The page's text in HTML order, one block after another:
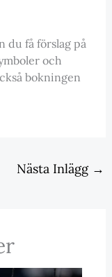
du få förslag på
och
bokningen
Nästa Inlägg →